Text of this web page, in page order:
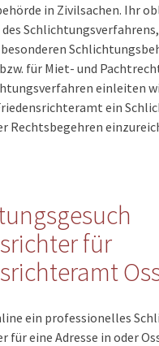
in Zivilsachen. Ihr
für Miet- und
einleiten
ein
Rechtsbegehren
für
ein professionelles
für eine Adresse in oder